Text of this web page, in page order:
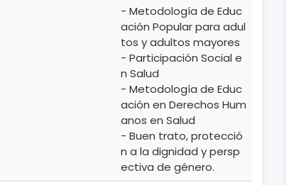
- Metodología de Educ
ación Popular para adul
tos y adultos mayores
- Participación Social e
n Salud
- Metodología de Educ
ación en Derechos Hum
anos en Salud
- Buen trato, protecció
n a la dignidad y persp
ectiva de género.